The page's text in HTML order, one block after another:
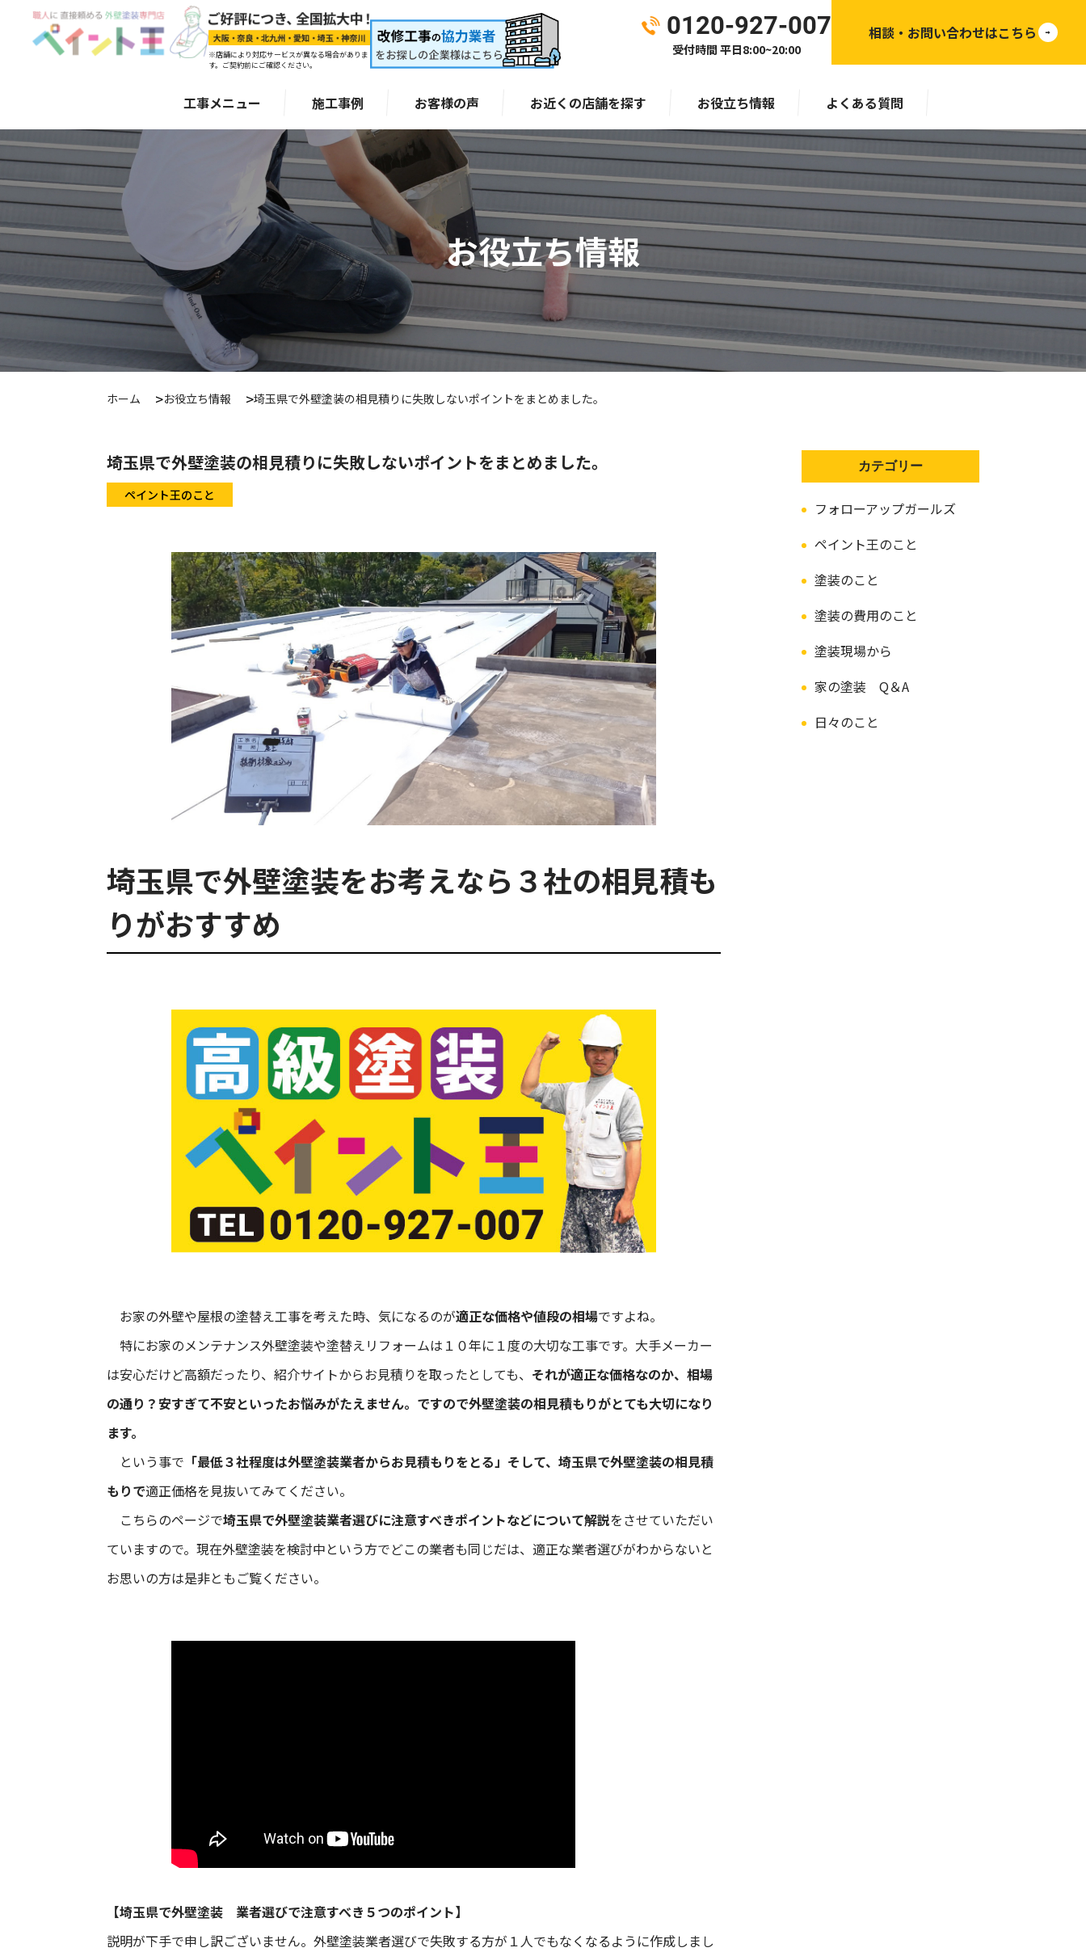
※店舗により対応サービスが異なる場合がありま
す。ご契約前にご確認ください。
0120-927-007
受付時間 平日8:00~20:00
相談・お問い合わせはこちら
工事メニュー 施工事例 お客様の声 お近くの店舗を探す お役立ち情報 よくある質問
お役立ち情報
ホーム お役立ち情報 埼玉県で外壁塗装の相見積りに失敗しないポイントをまとめました。
埼玉県で外壁塗装の相見積りに失敗しないポイントをまとめました。
ペイント王のこと
埼玉県で外壁塗装をお考えなら３社の相見積も
りがおすすめ
お家の外壁や屋根の塗替え工事を考えた時、気になるのが適正な価格や値段の相場ですよね。
特にお家のメンテナンス外壁塗装や塗替えリフォームは１０年に１度の大切な工事です。大手メーカー
は安心だけど高額だったり、紹介サイトからお見積りを取ったとしても、 それが適正な価格なのか、相場
の通り？安すぎて不安といったお悩みがたえません。ですので外壁塗装の相見積もりがとても大切になり
ます。
という事で 「最低３社程度は外壁塗装業者からお見積もりをとる」そして、埼玉県で外壁塗装の相見積
もりで適正価格を見抜いてみてください。
こちらのページで埼玉県で外壁塗装業者選びに注意すべきポイントなどについて解説をさせていただい
ていますので。現在外壁塗装を検討中という方でどこの業者も同じだは、適正な業者選びがわからないと
お思いの方は是非ともご覧ください。
【埼玉県で外壁塗装 業者選びで注意すべき５つのポイント】
説明が下手で申し訳ございません。外壁塗装業者選びで失敗する方が１人でもなくなるように作成しまし
カテゴリー
フォローアップガールズ
ペイント王のこと
塗装のこと
塗装の費用のこと
塗装現場から
家の塗装 Q＆A
日々のこと